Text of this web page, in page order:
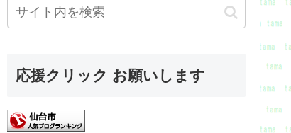
応援クリック お願いします